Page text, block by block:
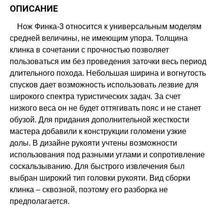
ОПИСАНИЕ
Нож Финка-3 относится к универсальным моделям
средней величины, не имеющим упора. Толщина
клинка в сочетании с прочностью позволяет
пользоваться им без проведения заточки весь период
длительного похода. Небольшая ширина и вогнутость
спусков дает возможность использовать лезвие для
широкого спектра туристических задач. За счет
низкого веса он не будет оттягивать пояс и не станет
обузой. Для придания дополнительной жесткости
мастера добавили к конструкции голомени узкие
долы. В дизайне рукояти учтены возможности
использования под разными углами и сопротивление
соскальзыванию. Для быстрого извлечения был
выбран широкий тип головки рукояти. Вид сборки
клинка – сквозной, поэтому его разборка не
предполагается.